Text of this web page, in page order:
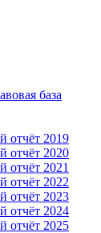
база
отчёт 2019
отчёт 2020
отчёт 2021
отчёт 2022
отчёт 2023
отчёт 2024
отчёт 2025